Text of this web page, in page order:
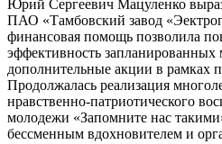
Юрий Сергеевич Мацуленко
ПАО «Тамбовский завод
финансовая помощь позволила
эффективность запланированных
дополнительные акции в рамках
Продолжалась реализация
нравственно-патриотического
молодежи «Запомните нас
бессменным вдохновителем и